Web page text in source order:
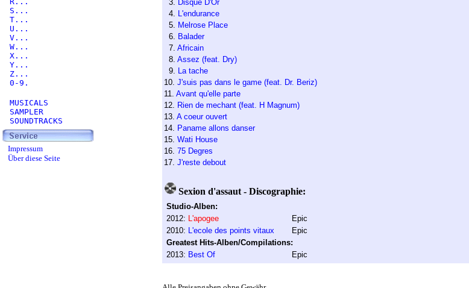
3. Disque D'Or
4. L'endurance
5. Melrose Place
6. Balader
7. Africain
8. Assez (feat. Dry)
9. La tache
10. J'suis pas dans le game (feat. Dr. Beriz)
11. Avant qu'elle parte
12. Rien de mechant (feat. H Magnum)
13. A coeur ouvert
14. Paname allons danser
15. Wati House
16. 75 Degres
17. J'reste debout
Sexion d'assaut - Discographie:
Studio-Alben:
2012: L'apogee
Epic
2010: L'ecole des points vitaux
Epic
Greatest Hits-Alben/Compilations:
2013: Best Of Epic
S...
T...
U...
V...
W...
X...
Y...
Z...
0-9.
MUSICALS
SAMPLER
SOUNDTRACKS
Impressum
Über diese Seite